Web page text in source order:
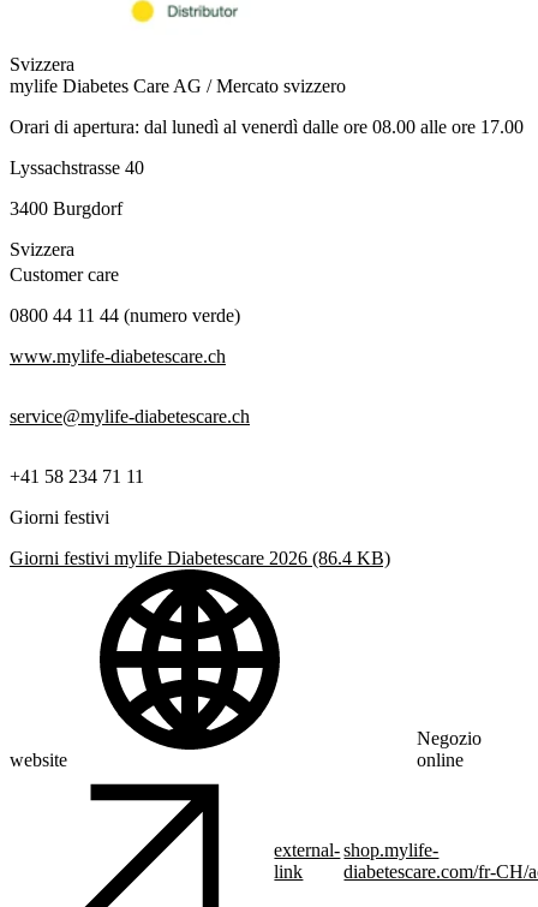
Svizzera
mylife Diabetes Care AG / Mercato svizzero
Orari di apertura: dal lunedì al venerdì dalle ore 08.00 alle ore 17.00
Lyssachstrasse 40
3400 Burgdorf
Svizzera
Customer care
0800 44 11 44 (numero verde)
www.mylife-diabetescare.ch
service@mylife-diabetescare.ch
+41 58 234 71 11
Giorni festivi
Giorni festivi mylife Diabetescare 2026 (86.4 KB)
website
Negozio
online
external-
link
shop.mylife-
diabetescare.com/fr-CH/